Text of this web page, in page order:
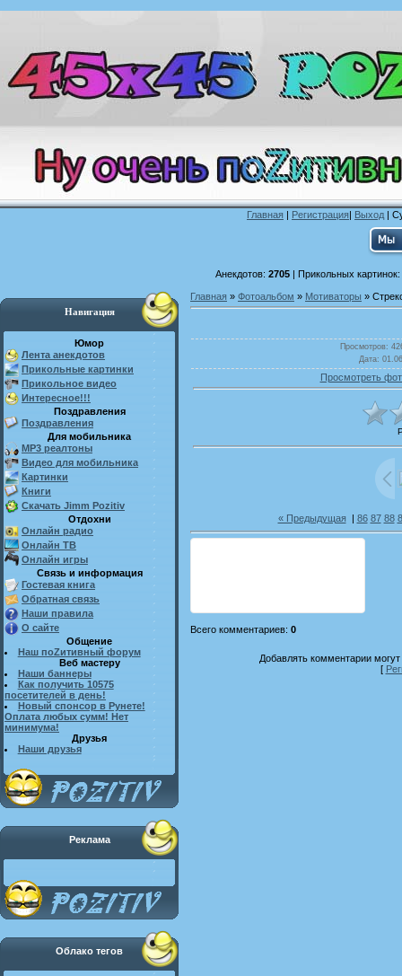
Главная | Регистрация| Выход |
Анекдотов: 2705| Прикольных картинок:
Навигация
Юмор
Лента анекдотов
Прикольные картинки
Прикольное видео
Интересное!!!
Поздравления
Поздравления
Для мобильника
MP3 реалтоны
Видео для мобильника
Картинки
Книги
Скачать Jimm Pozitiv
Отдохни
Онлайн радио
Онлайн ТВ
Онлайн игры
Связь и информация
Гостевая книга
Обратная связь
Наши правила
О сайте
Общение
Наш поZитивный форум
Веб мастеру
Наши баннеры
Как получить 10575
посетителей в день!
Новый спонсор в Рунете!
Оплата любых сумм! Нет
минимума!
Друзья
Наши друзья
Реклама
Облако тегов
Главная » Фотоальбом » Мотиваторы »
Просмотров:
Дата:
Просмотреть
« Предыдущая| 86 87 88
Всего комментариев: 0
Добавлять комментарии
[